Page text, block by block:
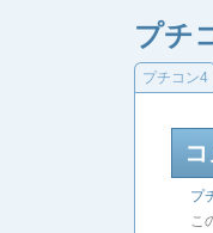
プチ
プチコン4
プ
こ